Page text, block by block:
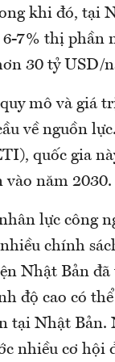
khi đó, tại
7% thị phần
30 tỷ USD/
quy mô và giá
về nguồn
quốc gia
năm 2030.
lực công
chính
Nhật Bản
độ cao có
tại Nhật Bản.
nhiều cơ hội